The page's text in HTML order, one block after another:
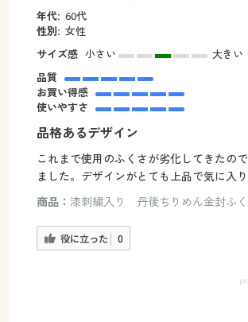
年代: 60代
性別: 女性
サイズ感 小さい
大きい
品質
お買い得感
使いやすさ
品格あるデザイン
これまで使用のふくさが劣化してきたの
ました。デザインがとても上品で気に入り
商品： 漆刺繍入り 丹後ちりめん金封ふ
役に立った 0